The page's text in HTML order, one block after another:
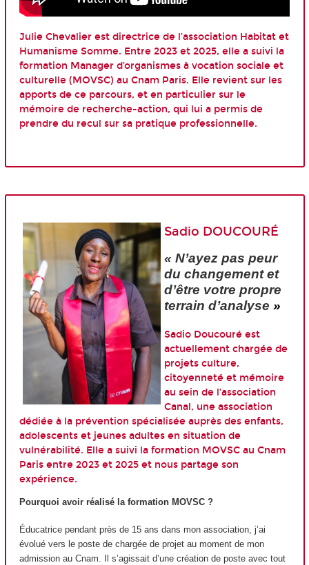
Julie Chevalier est directrice de l’association Habitat et
Humanisme Somme. Entre 2023 et 2025, elle a suivi la
formation Manager d’organismes à vocation sociale et
culturelle (MOVSC) au Cnam Paris. Elle revient sur les
apports de ce parcours, et en particulier sur le
mémoire de recherche-action, qui lui a permis de
prendre du recul sur sa pratique professionnelle.
Sadio DOUCOURÉ
« N’ayez pas peur
du changement et
d’être votre propre
terrain d’analyse »
Sadio Doucouré est
actuellement chargée de
projets culture,
citoyenneté et mémoire
au sein de l’association
Canal, une association
dédiée à la prévention spécialisée auprès des enfants,
adolescents et jeunes adultes en situation de
vulnérabilité. Elle a suivi la formation MOVSC au Cnam
Paris entre 2023 et 2025 et nous partage son
expérience.
Pourquoi avoir réalisé la formation MOVSC ?
Éducatrice pendant près de 15 ans dans mon association, j’ai
évolué vers le poste de chargée de projet au moment de mon
admission au Cnam. Il s’agissait d’une création de poste avec tout